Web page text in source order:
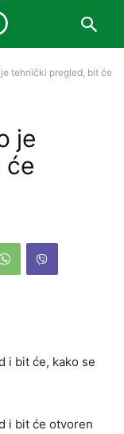
tehnički pregled, bit će
je
će
i bit će, kako se
i bit će otvoren